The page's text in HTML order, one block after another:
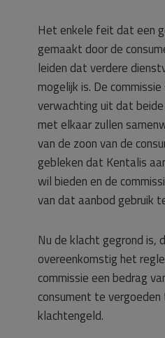
Het enkele feit dat een
gemaakt door de
leiden dat verdere
mogelijk is. De
verwachting uit dat
met elkaar zullen
van de zoon van de
gebleken dat Kentalis
wil bieden en de
van dat aanbod gebruik
Nu de klacht gegrond is,
overeenkomstig het
commissie een bedrag
consument te
klachtengeld.